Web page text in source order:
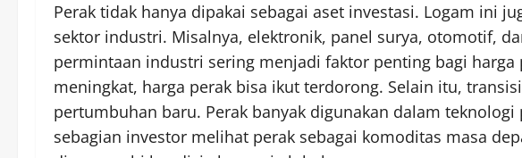
Perak tidak hanya dipakai sebagai aset investasi. Logam ini
sektor industri. Misalnya, elektronik, panel surya, otomotif,
permintaan industri sering menjadi faktor penting bagi harga
meningkat, harga perak bisa ikut terdorong. Selain itu,
pertumbuhan baru. Perak banyak digunakan dalam
sebagian investor melihat perak sebagai komoditas masa